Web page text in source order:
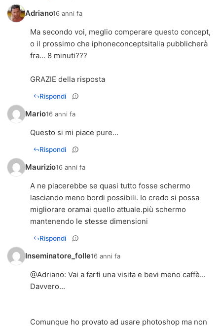
Adriano16 anni fa
Ma secondo voi, meglio comperare questo concept,
o il prossimo che iphoneconceptsitalia pubblicherà
fra... 8 minuti???
GRAZIE della risposta
Rispondi
Mario16 anni fa
Questo si mi piace pure...
Rispondi
Maurizio16 anni fa
A ne piacerebbe se quasi tutto fosse schermo
lasciando meno bordi possibili. Io credo si possa
migliorare oramai quello attuale.più schermo
mantenendo le stesse dimensioni
Rispondi
Inseminatore_folle16 anni fa
@Adriano: Vai a farti una visita e bevi meno caffè...
Davvero...
Comunque ho provato ad usare photoshop ma non